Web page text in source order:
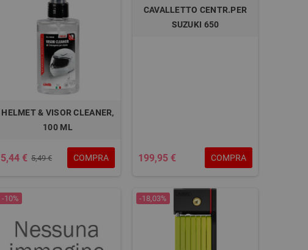
HELMET & VISOR CLEANER,
100 ML
5,44 € 5,49 € COMPRA
CAVALLETTO CENTR.PER
SUZUKI 650
199,95 € COMPRA
-10% -18,03%